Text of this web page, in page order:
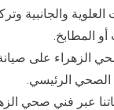
والجانبية
المطابخ.
الزهراء على صيانة
الرئيسي.
عبر فني صحي